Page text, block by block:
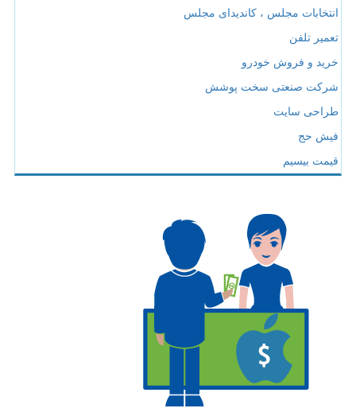
انتخابات مجلس ، کاندیدای مجلس
تعمیر تلفن
خرید و فروش خودرو
شرکت صنعتی سخت پوشش
طراحی سایت
فیش حج
قیمت بیسیم